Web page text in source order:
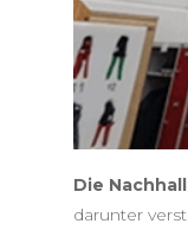
Die
darunter